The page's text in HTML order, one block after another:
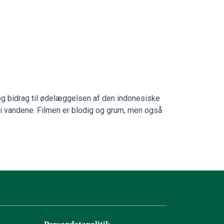
bidrag til ødelæggelsen af den indonesiske
Filmen er blodig og grum, men også